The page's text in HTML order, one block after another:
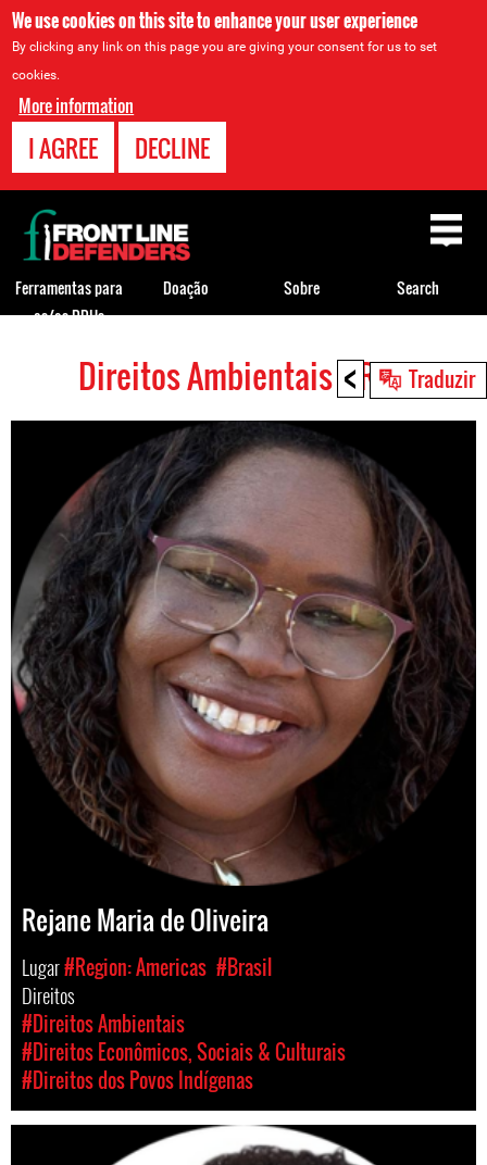
We use cookies on this site to enhance your user experience
By clicking any link on this page you are giving your consent for us to set
cookies.
More information
I AGREE DECLINE
< Traduzir
top
Direitos Ambientais HRDs
Rejane Maria de Oliveira
Lugar#Region: Americas #Brasil
Direitos
#Direitos Ambientais
#Direitos Econômicos, Sociais & Culturais
#Direitos dos Povos Indígenas
Back
to
top
Ferramentas para
os/as DDHs
Doação Sobre Search